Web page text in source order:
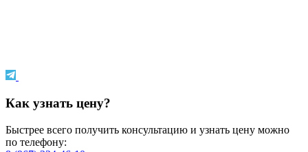
Как узнать цену?
Быстрее всего получить консультацию и узнать цену можно
по телефону: